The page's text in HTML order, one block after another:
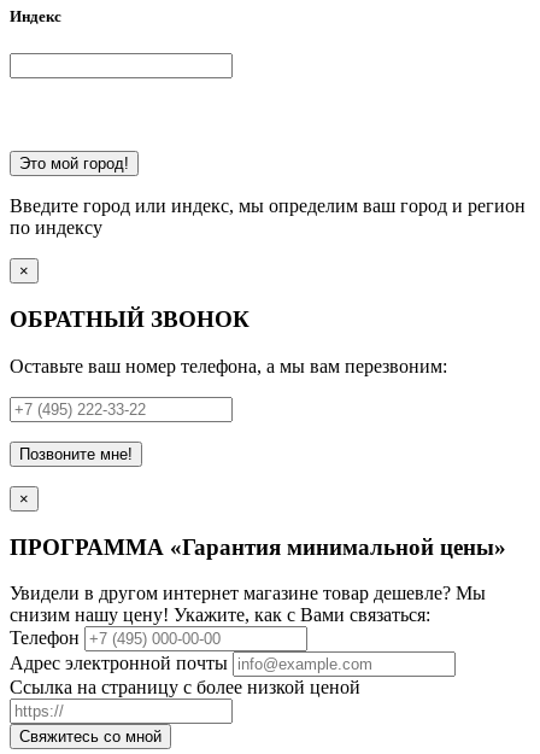
Индекс
Это мой город!
Введите город или индекс, мы определим ваш город и регион
по индексу
×
ОБРАТНЫЙ ЗВОНОК
Оставьте ваш номер телефона, а мы вам перезвоним:
Позвоните мне!
×
ПРОГРАММА «Гарантия минимальной цены»
Увидели в другом интернет магазине товар дешевле? Мы
снизим нашу цену! Укажите, как с Вами связаться:
Телефон
Адрес электронной почты
Ссылка на страницу с более низкой ценой
Свяжитесь со мной